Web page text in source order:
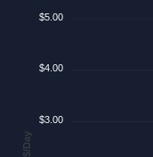
$5.00
$4.00
$3.00
$/Day